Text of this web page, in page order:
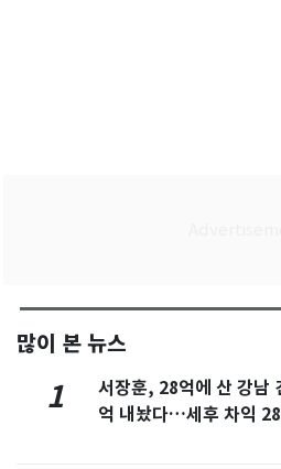
많이 본 뉴스
1
서장훈, 28억에 산 강남
억 내놨다…세후 차익